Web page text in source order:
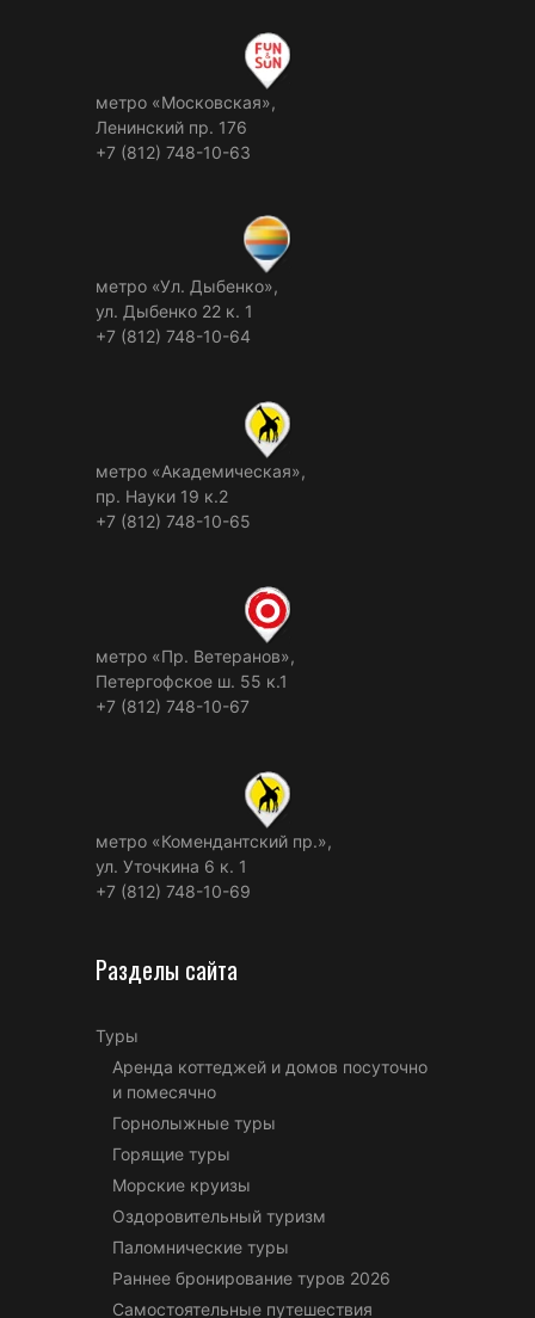
метро «Московская»,
Ленинский пр. 176
+7 (812) 748-10-63
метро «Ул. Дыбенко»,
ул. Дыбенко 22 к. 1
+7 (812) 748-10-64
метро «Академическая»,
пр. Науки 19 к.2
+7 (812) 748-10-65
метро «Пр. Ветеранов»,
Петергофское ш. 55 к.1
+7 (812) 748-10-67
метро «Комендантский пр.»,
ул. Уточкина 6 к. 1
+7 (812) 748-10-69
Разделы сайта
Туры
Аренда коттеджей и домов посуточно
и помесячно
Горнолыжные туры
Горящие туры
Морские круизы
Оздоровительный туризм
Паломнические туры
Раннее бронирование туров 2026
Самостоятельные путешествия